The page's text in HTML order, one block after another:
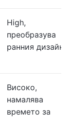
High,
преобразува
ранния дизайн
Високо,
намалява
времето за